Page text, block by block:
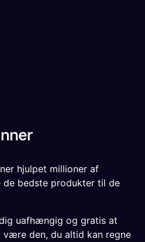
hjulpet millioner af
de bedste produkter til de
uafhængig og gratis at
være den, du altid kan regne